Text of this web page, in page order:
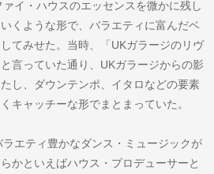
イ・ハウスのエッセンスを微かに残し
くような形で、バラエティに富んだベ
てみせた。当時、「UKガラージのリヴ
言っていた通り、UKガラージからの影
し、ダウンテンポ、イタロなどの要素
キャッチーな形でまとまっていた。
エティ豊かなダンス・ミュージックが
かといえばハウス・プロデューサーと